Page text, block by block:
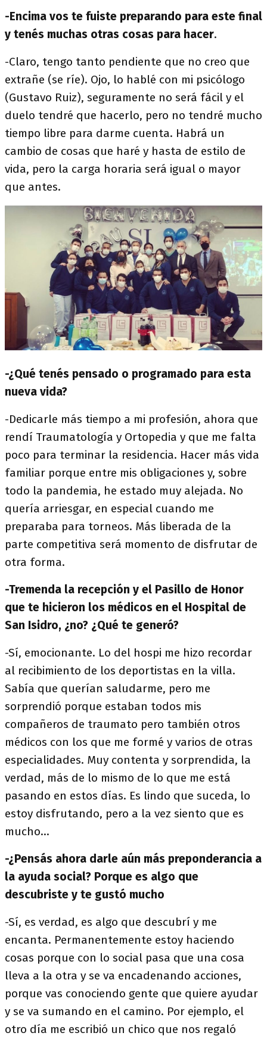
-Encima vos te fuiste preparando para este final
y tenés muchas otras cosas para hacer.
-Claro, tengo tanto pendiente que no creo que
extrañe (se ríe). Ojo, lo hablé con mi psicólogo
(Gustavo Ruiz), seguramente no será fácil y el
duelo tendré que hacerlo, pero no tendré mucho
tiempo libre para darme cuenta. Habrá un
cambio de cosas que haré y hasta de estilo de
vida, pero la carga horaria será igual o mayor
que antes.
-¿Qué tenés pensado o programado para esta
nueva vida?
-Dedicarle más tiempo a mi profesión, ahora que
rendí Traumatología y Ortopedia y que me falta
poco para terminar la residencia. Hacer más vida
familiar porque entre mis obligaciones y, sobre
todo la pandemia, he estado muy alejada. No
quería arriesgar, en especial cuando me
preparaba para torneos. Más liberada de la
parte competitiva será momento de disfrutar de
otra forma.
-Tremenda la recepción y el Pasillo de Honor
que te hicieron los médicos en el Hospital de
San Isidro, ¿no? ¿Qué te generó?
-Sí, emocionante. Lo del hospi me hizo recordar
al recibimiento de los deportistas en la villa.
Sabía que querían saludarme, pero me
sorprendió porque estaban todos mis
compañeros de traumato pero también otros
médicos con los que me formé y varios de otras
especialidades. Muy contenta y sorprendida, la
verdad, más de lo mismo de lo que me está
pasando en estos días. Es lindo que suceda, lo
estoy disfrutando, pero a la vez siento que es
mucho…
-¿Pensás ahora darle aún más preponderancia a
la ayuda social? Porque es algo que
descubriste y te gustó mucho
-Sí, es verdad, es algo que descubrí y me
encanta. Permanentemente estoy haciendo
cosas porque con lo social pasa que una cosa
lleva a la otra y se va encadenando acciones,
porque vas conociendo gente que quiere ayudar
y se va sumando en el camino. Por ejemplo, el
otro día me escribió un chico que nos regaló